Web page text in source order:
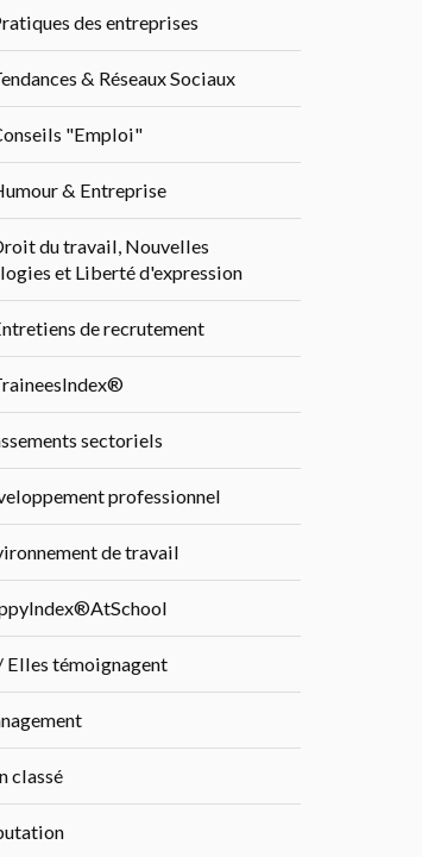
des entreprises
& Réseaux Sociaux
"Emploi"
& Entreprise
du travail, Nouvelles
et Liberté d'expression
de recrutement
sectoriels
professionnel
de travail
Elles témoignagent
classé